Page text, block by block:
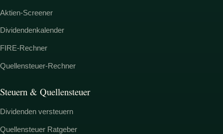
Aktien-Screener
Dividendenkalender
FIRE-Rechner
Quellensteuer-Rechner
Steuern & Quellensteuer
Dividenden versteuern
Quellensteuer Ratgeber